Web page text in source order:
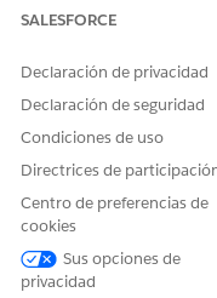
Para obtener más
¿RESOLVIÓ
¡Háganos
SALESFORCE
Declaración de privacidad
Declaración de seguridad
Condiciones de uso
Directrices de
Centro de preferencias de
cookies
Sus opciones de
privacidad